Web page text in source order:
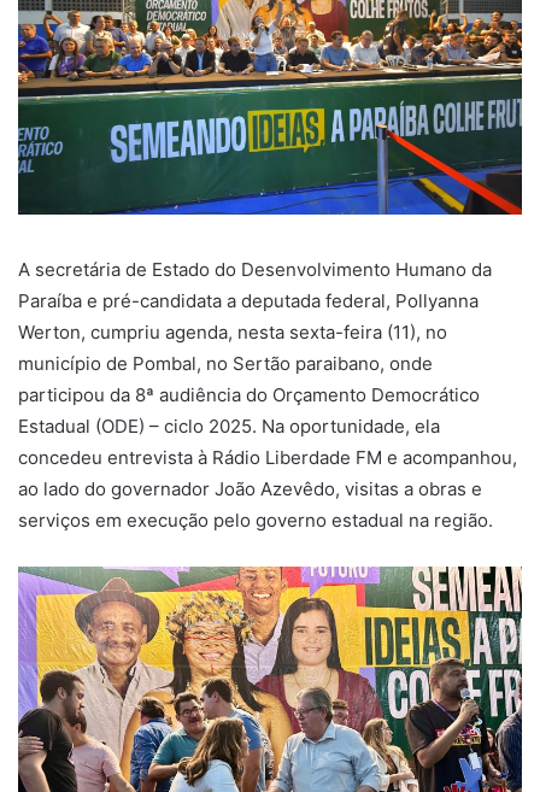
A secretária de Estado do Desenvolvimento Humano da
Paraíba e pré-candidata a deputada federal, Pollyanna
Werton, cumpriu agenda, nesta sexta-feira (11), no
município de Pombal, no Sertão paraibano, onde
participou da 8ª audiência do Orçamento Democrático
Estadual (ODE) – ciclo 2025. Na oportunidade, ela
concedeu entrevista à Rádio Liberdade FM e acompanhou,
ao lado do governador João Azevêdo, visitas a obras e
serviços em execução pelo governo estadual na região.